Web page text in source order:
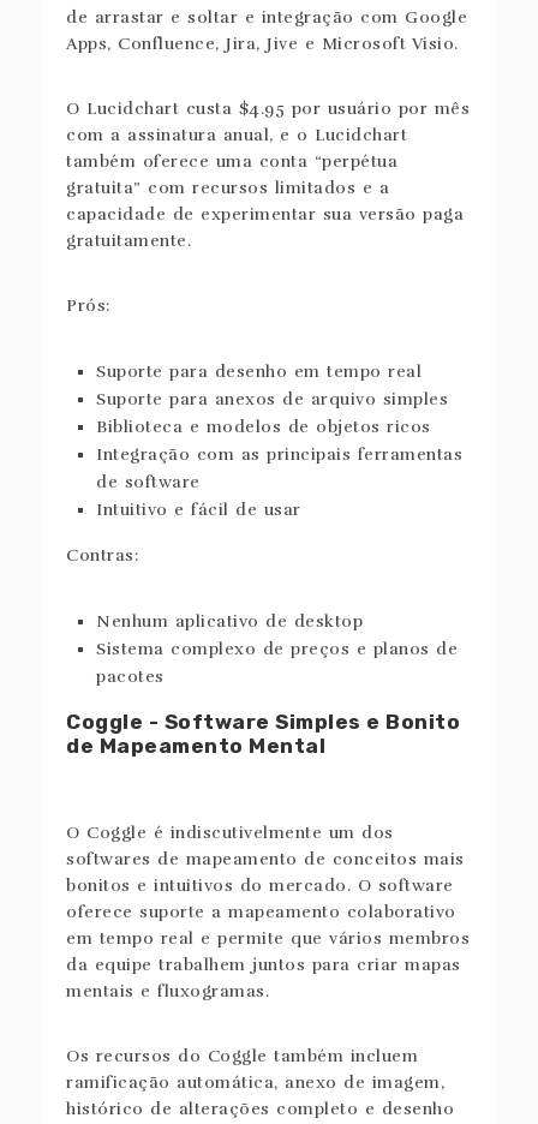
de arrastar e soltar e integração com Google
Apps, Confluence, Jira, Jive e Microsoft Visio.
O Lucidchart custa $4.95 por usuário por mês
com a assinatura anual, e o Lucidchart
também oferece uma conta “perpétua
gratuita” com recursos limitados e a
capacidade de experimentar sua versão paga
gratuitamente.
Prós:
Suporte para desenho em tempo real
Suporte para anexos de arquivo simples
Biblioteca e modelos de objetos ricos
Integração com as principais ferramentas
de software
Intuitivo e fácil de usar
Contras:
Nenhum aplicativo de desktop
Sistema complexo de preços e planos de
pacotes
Coggle - Software Simples e Bonito
de Mapeamento Mental
O Coggle é indiscutivelmente um dos
softwares de mapeamento de conceitos mais
bonitos e intuitivos do mercado. O software
oferece suporte a mapeamento colaborativo
em tempo real e permite que vários membros
da equipe trabalhem juntos para criar mapas
mentais e fluxogramas.
Os recursos do Coggle também incluem
ramificação automática, anexo de imagem,
histórico de alterações completo e desenho